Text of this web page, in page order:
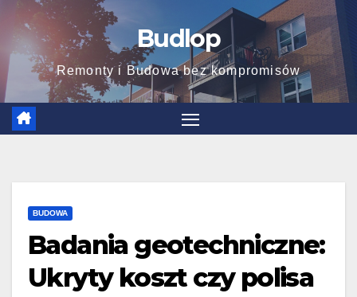
content
Budlop
Remonty i Budowa bez kompromisów
BUDOWA
Badania geotechniczne:
Ukryty koszt czy polisa